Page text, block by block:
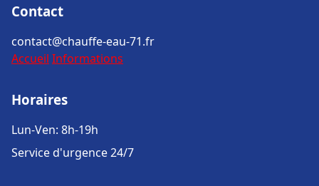
Contact
contact@chauffe-eau-71.fr
Accueil Informations
Horaires
Lun-Ven: 8h-19h
Service d'urgence 24/7